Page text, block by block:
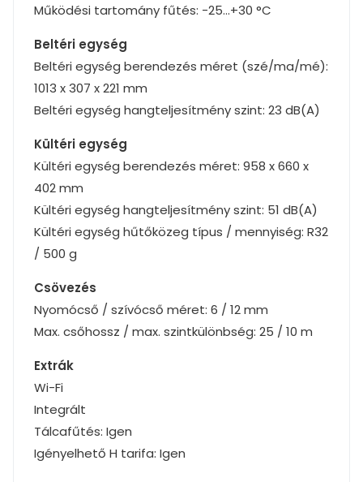
Működési tartomány fűtés: -25…+30 °C
Beltéri egység
Beltéri egység berendezés méret (szé/ma/mé):
1013 x 307 x 221 mm
Beltéri egység hangteljesítmény szint: 23 dB(A)
Kültéri egység
Kültéri egység berendezés méret: 958 x 660 x
402 mm
Kültéri egység hangteljesítmény szint: 51 dB(A)
Kültéri egység hűtőközeg típus / mennyiség: R32
/ 500 g
Csövezés
Nyomócső / szívócső méret: 6 / 12 mm
Max. csőhossz / max. szintkülönbség: 25 / 10 m
Extrák
Wi-Fi
Integrált
Tálcafűtés: Igen
Igényelhető H tarifa: Igen